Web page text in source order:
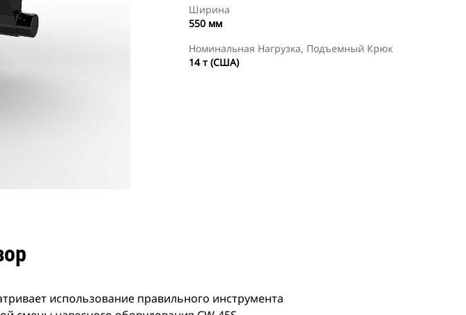
Ширина
550 мм
Номинальная Нагрузка, Подъемный Крюк
14 т (США)
использование правильного инструмента